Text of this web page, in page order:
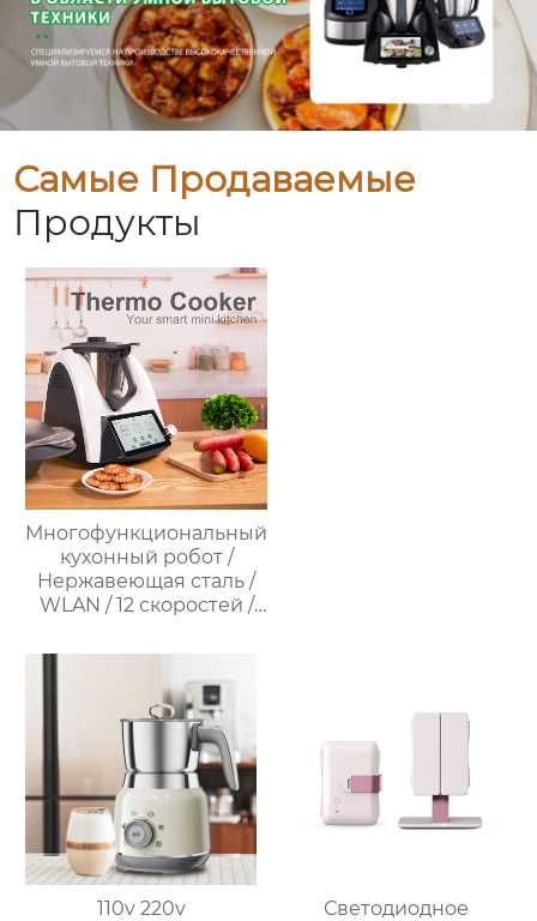
Самые Продаваемые
Продукты
Многофункциональный
кухонный робот /
Нержавеющая сталь /
WLAN / 12 скоростей /
Программируемый /
Предустановленные
рецепты / Миксер
110v 220v
Светодиодное